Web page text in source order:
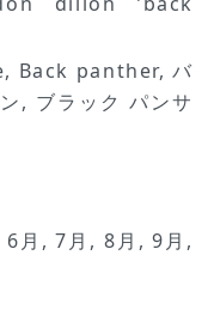
Back panther, バ
, ブラック パンサ
月, 7月, 8月, 9月,